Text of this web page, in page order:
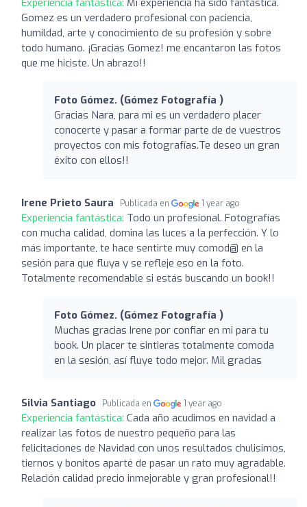
Gomez es un verdadero profesional con paciencia,
humildad, arte y conocimiento de su profesión y sobre
todo humano. ¡Gracias Gomez! me encantaron las fotos
que me hiciste. Un abrazo!!
Foto Gómez. (Gómez Fotografía )
Gracias Nara, para mi es un verdadero placer
conocerte y pasar a formar parte de de vuestros
proyectos con mis fotografías.Te deseo un gran
éxito con ellos!!
Irene Prieto Saura Publicada en 1 year ago
Experiencia fantástica: Todo un profesional. Fotografías
con mucha calidad, domina las luces a la perfección. Y lo
más importante, te hace sentirte muy comod@ en la
sesión para que fluya y se refleje eso en la foto.
Totalmente recomendable si estás buscando un book!!
Foto Gómez. (Gómez Fotografía )
Muchas gracias Irene por confiar en mi para tu
book. Un placer te sintieras totalmente comoda
en la sesión, así fluye todo mejor. Mil gracias
Silvia Santiago Publicada en 1 year ago
Experiencia fantástica: Cada año acudimos en navidad a
realizar las fotos de nuestro pequeño para las
felicitaciones de Navidad con unos resultados chulisimos,
tiernos y bonitos aparté de pasar un rato muy agradable.
Relación calidad precio inmejorable y gran profesional!!